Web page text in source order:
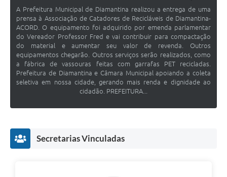
A Prefeitura Municipal de Diamantina realizou a entrega de uma
prensa à Associação de Catadores de Recicláveis de Diamantina-
ACORD. O equipamento foi adquirido por emenda parlamentar
do Vereador Professor Fred e vai contribuir para compactação
do material e aumentar seu valor de revenda. Outros
equipamentos chegarão. Outros serviços serão realizados, como
a fábrica de vassouras feitas com garrafas PET recicladas.
Prefeitura de Diamantina e Câmara Municipal apoiando a coleta
seletiva em nossa cidade, gerando mais renda e dignidade ao
cidadão. PREFEITURA...
Secretarias Vinculadas